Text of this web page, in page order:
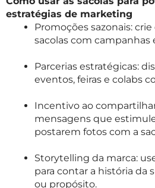
estratégias de marketing
Promoções sazonais:
sacolas com campanhas
Parcerias estratégicas:
eventos, feiras e colabs
Incentivo ao
mensagens que
postarem fotos com a
Storytelling da marca:
para contar a história da
ou propósito.